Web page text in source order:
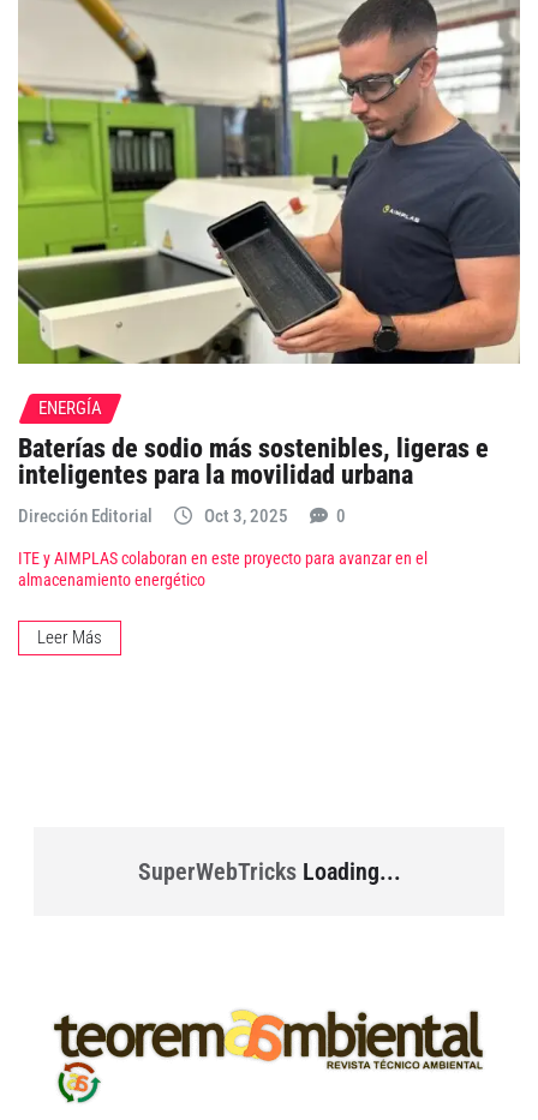
ENERGÍA
Baterías de sodio más sostenibles, ligeras e
inteligentes para la movilidad urbana
Dirección Editorial Oct 3, 2025 0
ITE y AIMPLAS colaboran en este proyecto para avanzar en el
almacenamiento energético
Leer Más
SuperWebTricksLoading...